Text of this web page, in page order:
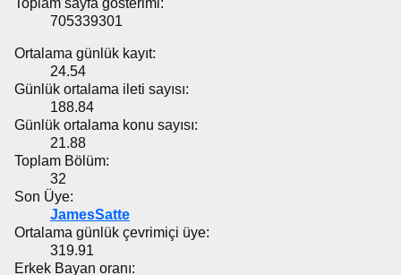
Toplam sayfa gösterimi:
705339301
Ortalama günlük kayıt:
24.54
Günlük ortalama ileti sayısı:
188.84
Günlük ortalama konu sayısı:
21.88
Toplam Bölüm:
32
Son Üye:
JamesSatte
Ortalama günlük çevrimiçi üye:
319.91
Erkek Bayan oranı: